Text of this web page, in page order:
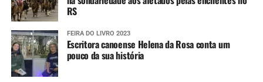
RS
FEIRA DO LIVRO 2023
Escritora canoense Helena da Rosa conta um
pouco da sua história